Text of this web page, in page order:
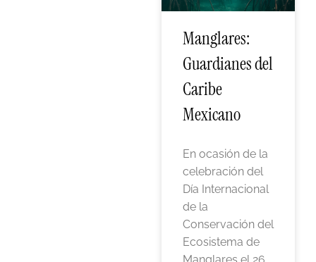
Manglares:
Guardianes del
Caribe
Mexicano
En ocasión de la
celebración del
Día Internacional
de la
Conservación del
Ecosistema de